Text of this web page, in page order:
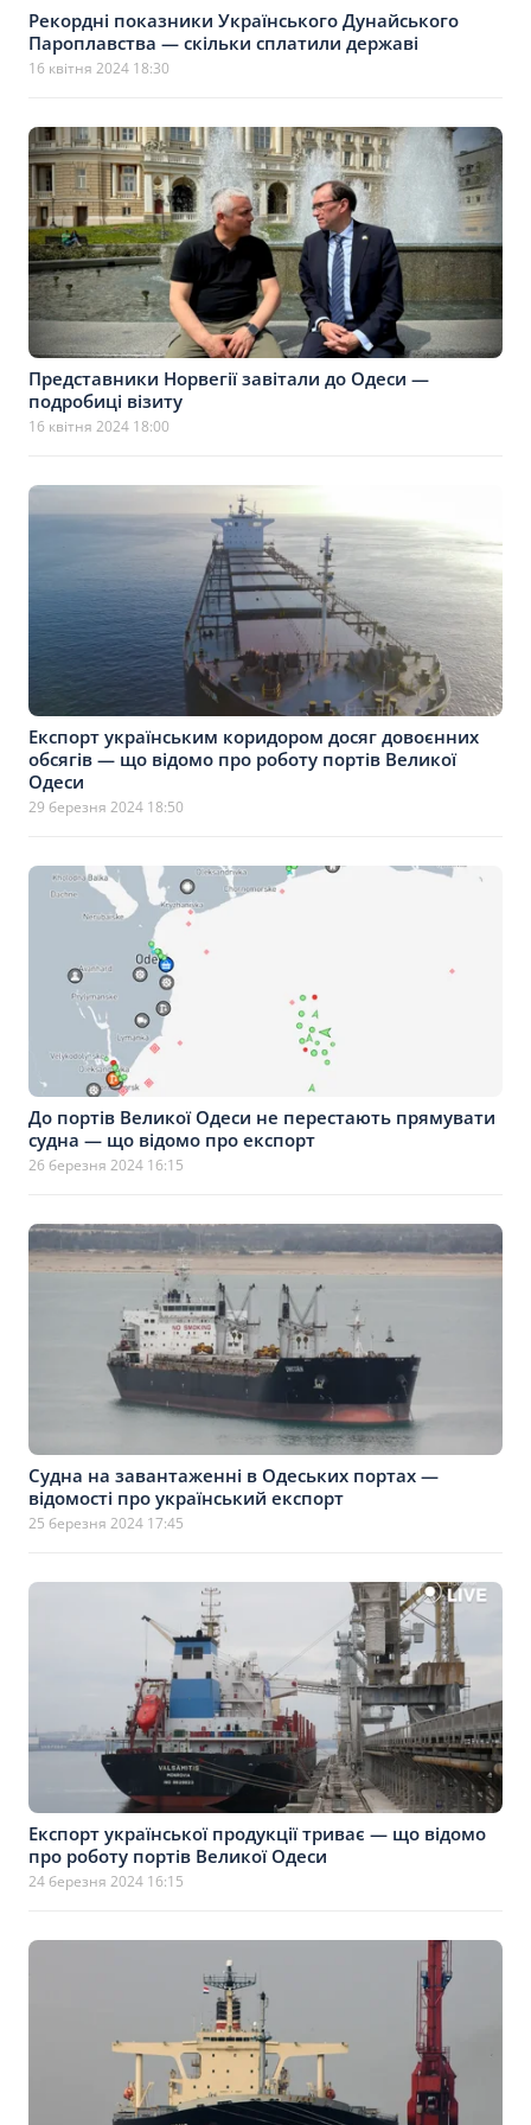
Рекордні показники Українського Дунайського
Пароплавства — скільки сплатили державі
16 квітня 2024 18:30
Представники Норвегії завітали до Одеси —
подробиці візиту
16 квітня 2024 18:00
Експорт українським коридором досяг довоєнних
обсягів — що відомо про роботу портів Великої
Одеси
29 березня 2024 18:50
До портів Великої Одеси не перестають прямувати
судна — що відомо про експорт
26 березня 2024 16:15
Судна на завантаженні в Одеських портах —
відомості про український експорт
25 березня 2024 17:45
Експорт української продукції триває — що відомо
про роботу портів Великої Одеси
24 березня 2024 16:15